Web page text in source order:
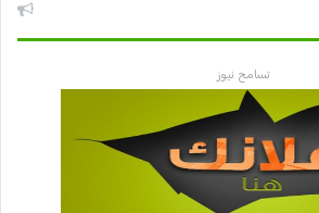
تسامح نيوز